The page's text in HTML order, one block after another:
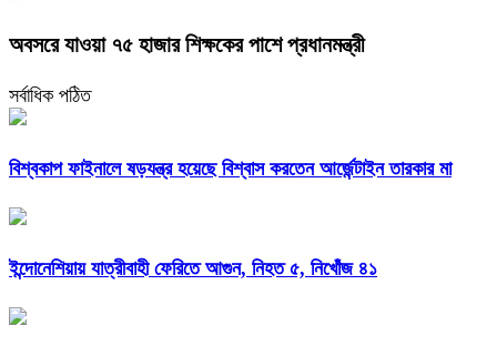
অবসরে যাওয়া ৭৫ হাজার শিক্ষকের পাশে প্রধানমন্ত্রী
সর্বাধিক পঠিত
বিশ্বকাপ ফাইনালে ষড়যন্ত্র হয়েছে বিশ্বাস করতেন আর্জেন্টাইন তারকার মা
ইন্দোনেশিয়ায় যাত্রীবাহী ফেরিতে আগুন, নিহত ৫, নিখোঁজ ৪১